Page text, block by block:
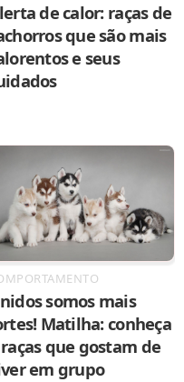
de calor: raças de
que são mais
e seus
somos mais
Matilha: conheça
que gostam de
em grupo